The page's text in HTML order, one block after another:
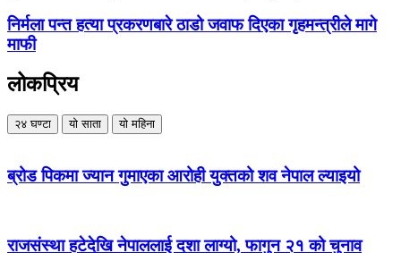
निर्मला पन्त हत्या प्रकरणबारे ठाडो जवाफ दिएका गृहमन्त्रीले मागे
माफी
लोकप्रिय
२४ घण्टा यो साता यो महिना
ब्रोड पिकमा ज्यान गुमाएका आरोही युक्तको शव नेपाल ल्याइयो
राजसंस्था हटेदेखि नेपाललाई दशा लाग्यो, फागुन २१ को चुनाव